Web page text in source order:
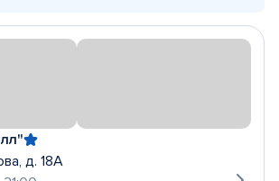
д. 18А